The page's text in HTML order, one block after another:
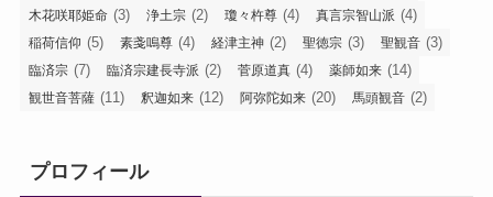
木花咲耶姫命 (3) 浄土宗 (2) 瓊々杵尊 (4) 真言宗智山派 (4)
稲荷信仰 (5) 素戔嗚尊 (4) 経津主神 (2) 聖徳宗 (3) 聖観音 (3)
臨済宗 (7) 臨済宗建長寺派 (2) 菅原道真 (4) 薬師如来 (14)
観世音菩薩 (11) 釈迦如来 (12) 阿弥陀如来 (20) 馬頭観音 (2)
プロフィール